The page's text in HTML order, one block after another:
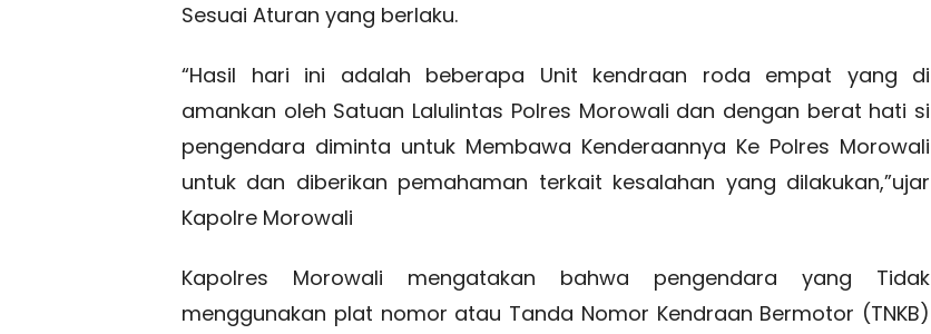
Sesuai Aturan yang berlaku.
“Hasil hari ini adalah beberapa Unit kendraan roda empat yang di
amankan oleh Satuan Lalulintas Polres Morowali dan dengan berat hati si
pengendara diminta untuk Membawa Kenderaannya Ke Polres Morowali
untuk dan diberikan pemahaman terkait kesalahan yang dilakukan,”ujar
Kapolre Morowali
Kapolres Morowali mengatakan bahwa pengendara yang Tidak
menggunakan plat nomor atau Tanda Nomor Kendraan Bermotor (TNKB)